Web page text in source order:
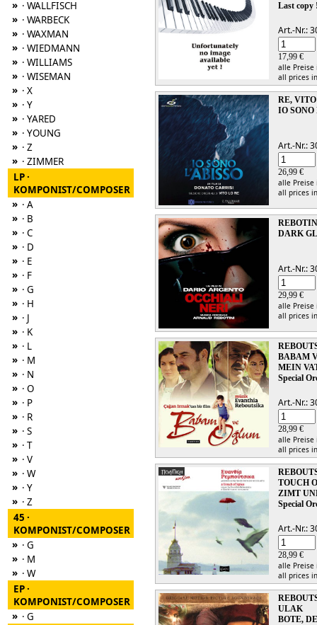
» · WALLFISCH
» · WARBECK
» · WAXMAN
» · WIEDMANN
» · WILLIAMS
» · WISEMAN
» · X
» · Y
» · YARED
» · YOUNG
» · Z
» · ZIMMER
LP ·
KOMPONIST/COMPOSER
» · A
» · B
» · C
» · D
» · E
» · F
» · G
» · H
» · J
» · K
» · L
» · M
» · N
» · O
» · P
» · R
» · S
» · T
» · V
» · W
» · Y
» · Z
45 ·
KOMPONIST/COMPOSER
» · G
» · M
» · W
EP ·
KOMPONIST/COMPOSER
» · G
Last copy
Art.-Nr.:
17,99 €
alle
all prices
RE,
IO
Art.-Nr.:
26,99 €
alle
all prices
DARK
Art.-Nr.:
29,99 €
alle
all prices
BABAM
MEIN
Special
Art.-Nr.:
28,99 €
alle
all prices
TOUCH
ZIMT
Special
Art.-Nr.:
28,99 €
alle
all prices
ULAK
BOTE,